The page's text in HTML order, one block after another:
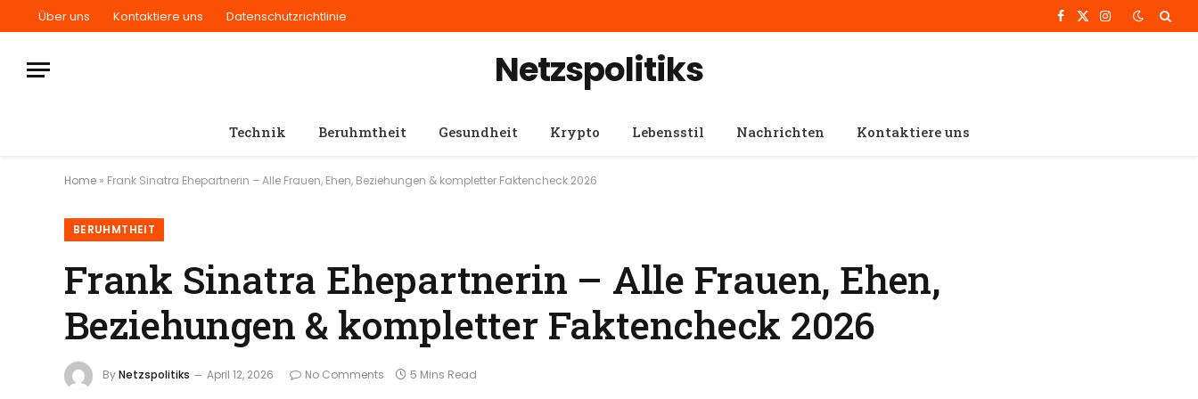
Über uns Kontaktiere uns Datenschutzrichtlinie Facebook
X
Instagram
Netzspolitiks
Technik Beruhmtheit Gesundheit Krypto Lebensstil Nachrichten Kontaktiere uns
Home » Frank Sinatra Ehepartnerin – Alle Frauen, Ehen, Beziehungen & kompletter Faktencheck 2026
BERUHMTHEIT
Frank Sinatra Ehepartnerin – Alle Frauen, Ehen,
Beziehungen & kompletter Faktencheck 2026
ByNetzspolitiks April 12, 2026 No Comments 5 Mins Read